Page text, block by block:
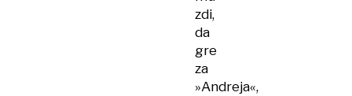
zdi,
da
gre
za
»Andreja«,